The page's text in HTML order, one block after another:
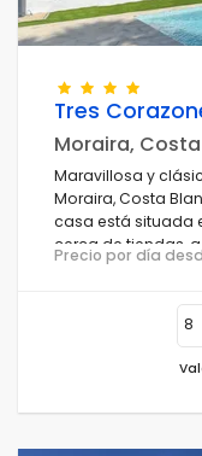
Tres
Moraira,
Maravillosa y
Moraira, Costa
casa está situada
cerca de tiendas, a
km del mar
Precio por día
8